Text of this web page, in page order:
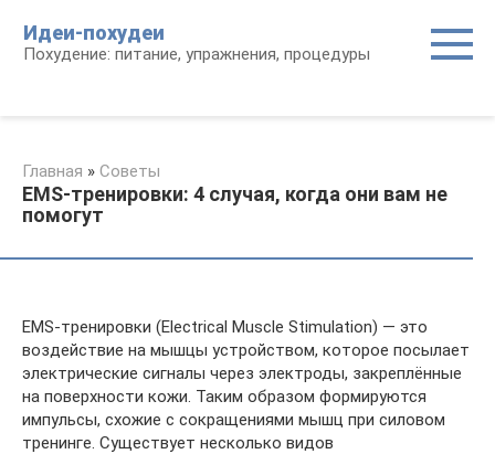
контенту
Идеи-похудеи
Похудение: питание, упражнения, процедуры
Главная » Советы
EMS-тренировки: 4 случая, когда они вам не
помогут
EMS-тренировки (Electrical Muscle Stimulation) — это
воздействие на мышцы устройством, которое посылает
электрические сигналы через электроды, закреплённые
на поверхности кожи. Таким образом формируются
импульсы, схожие с сокращениями мышц при силовом
тренинге. Существует несколько видов